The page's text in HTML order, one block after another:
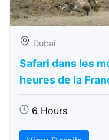
Dubai
Safari dans les
heures de la
6 Hours